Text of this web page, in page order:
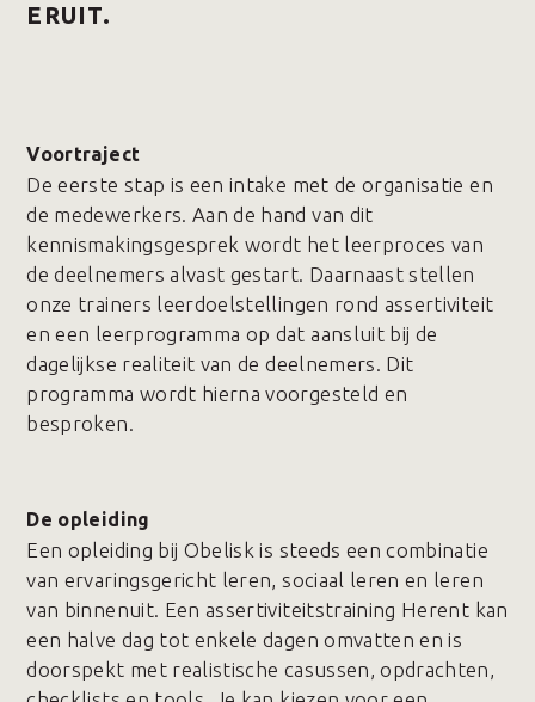
ERUIT.
Voortraject
De eerste stap is een intake met de organisatie en
de medewerkers. Aan de hand van dit
kennismakingsgesprek wordt het leerproces van
de deelnemers alvast gestart. Daarnaast stellen
onze trainers leerdoelstellingen rond assertiviteit
en een leerprogramma op dat aansluit bij de
dagelijkse realiteit van de deelnemers. Dit
programma wordt hierna voorgesteld en
besproken.
De opleiding
Een opleiding bij Obelisk is steeds een combinatie
van ervaringsgericht leren, sociaal leren en leren
van binnenuit. Een assertiviteitstraining Herent kan
een halve dag tot enkele dagen omvatten en is
doorspekt met realistische casussen, opdrachten,